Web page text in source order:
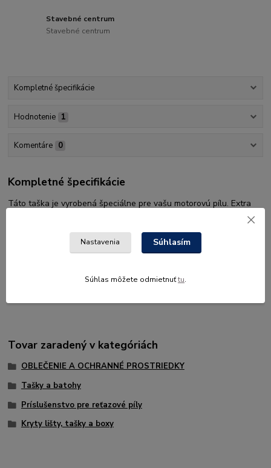
Stavebné centrum
Stavebné centrum
Kompletné špecifikácie
Hodnotenie 1
Komentáre 0
Kompletné špecifikácie
Táto taška je vyrobená špeciálne pre vašu motorovú pílu. Extra
píly s objemom motora do 90 cm3 a lištou s dĺžkou až 18".
Farba: Čierna/oranžová.
Tovar zaradený v kategóriách
OBLEČENIE A OCHRANNÉ PROSTRIEDKY
Tašky a batohy
Príslušenstvo pre reťazové píly
Kryty lišty, tašky a boxy
Nastavenia Súhlasím
Súhlas môžete odmietnuťtu.